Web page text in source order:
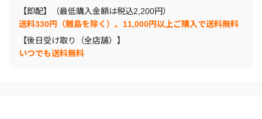
【即配】（最低購入金額は税込2,200円）
送料330円（離島を除く）。11,000円以上ご購入で送料無料
【後日受け取り（全店舗）】
いつでも送料無料